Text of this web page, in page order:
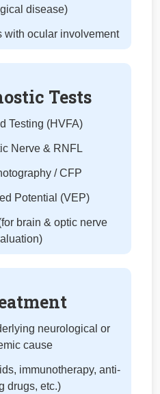
disease)
with ocular involvement
Tests
Testing (HVFA)
Nerve & RNFL
/ CFP
Potential (VEP)
brain & optic nerve
neurological or
cause
immunotherapy, anti-
drugs, etc.)